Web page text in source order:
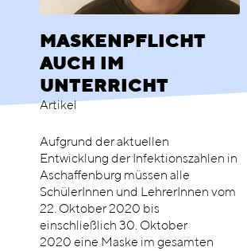
MASKENPFLICHT
AUCH IM
UNTERRICHT
Artikel
Aufgrund der aktuellen
Entwicklung der Infektionszahlen in
Aschaffenburg müssen alle
SchülerInnen und LehrerInnen vom
22. Oktober 2020 bis
einschließlich 30. Oktober
2020 eine Maske im gesamten